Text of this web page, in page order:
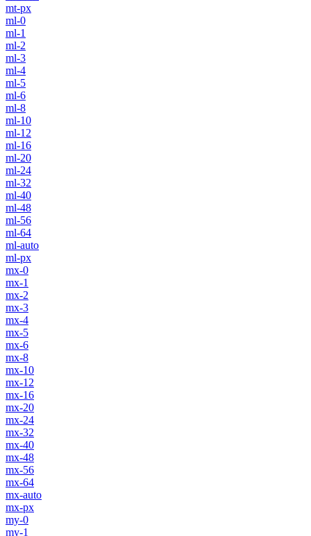
mt-px
ml-0
ml-1
ml-2
ml-3
ml-4
ml-5
ml-6
ml-8
ml-10
ml-12
ml-16
ml-20
ml-24
ml-32
ml-40
ml-48
ml-56
ml-64
ml-auto
ml-px
mx-0
mx-1
mx-2
mx-3
mx-4
mx-5
mx-6
mx-8
mx-10
mx-12
mx-16
mx-20
mx-24
mx-32
mx-40
mx-48
mx-56
mx-64
mx-auto
mx-px
my-0
my-1